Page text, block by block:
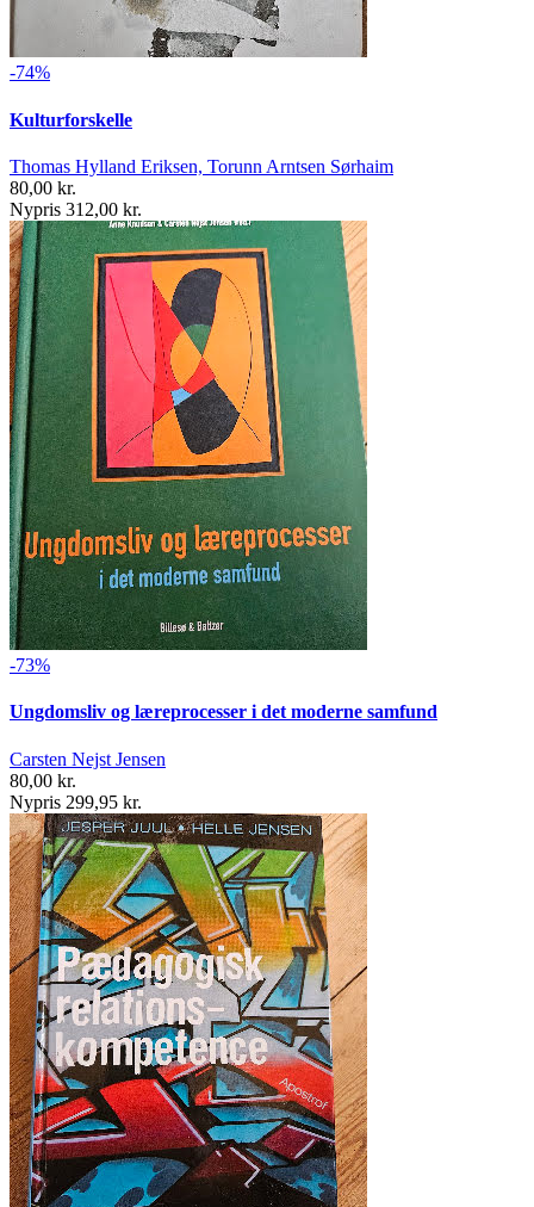
-74%
Kulturforskelle
Thomas Hylland Eriksen, Torunn Arntsen Sørhaim
80,00 kr.
Nypris 312,00 kr.
-73%
Ungdomsliv og læreprocesser i det moderne samfund
Carsten Nejst Jensen
80,00 kr.
Nypris 299,95 kr.